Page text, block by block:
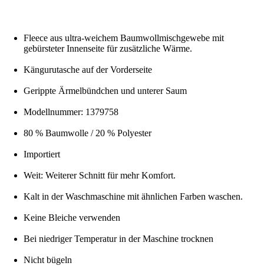
Fleece aus ultra-weichem Baumwollmischgewebe mit
gebürsteter Innenseite für zusätzliche Wärme.
Kängurutasche auf der Vorderseite
Gerippte Ärmelbündchen und unterer Saum
Modellnummer: 1379758
80 % Baumwolle / 20 % Polyester
Importiert
Weit: Weiterer Schnitt für mehr Komfort.
Kalt in der Waschmaschine mit ähnlichen Farben waschen.
Keine Bleiche verwenden
Bei niedriger Temperatur in der Maschine trocknen
Nicht bügeln